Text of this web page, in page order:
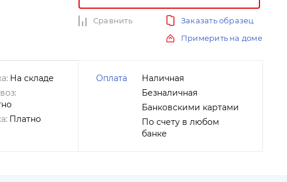
Сравнить
Заказать образец
Примерить на доме
На складе
Платно
Оплата
Наличная
Безналичная
Банковскими картами
По счету в любом
банке